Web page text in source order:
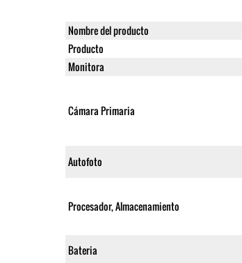
Nombre del producto
Producto
Monitora
Cámara Primaria
Autofoto
Procesador, Almacenamiento
Bateria